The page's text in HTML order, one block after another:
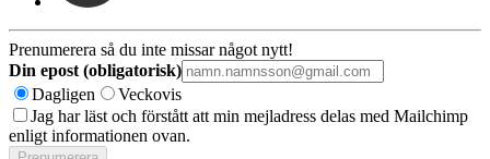
Prenumerera så du inte missar något nytt!
Din epost (obligatorisk)
Dagligen
Veckovis
Jag har läst och förstått att min mejladress delas med Mailchimp
enligt informationen ovan.